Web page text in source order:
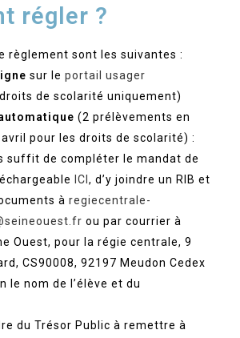
régler ?
règlement sont les suivantes :
sur leportail usager
de scolarité uniquement)
(2 prélèvements en
pour les droits de scolarité) :
suffit de compléter le mandat de
ICI, d’y joindre un RIB et
àregiecentrale-
ou par courrier à
Ouest, pour la régie centrale, 9
CS90008, 92197 Meudon Cedex
le nom de l’élève et du
du Trésor Public à remettre à